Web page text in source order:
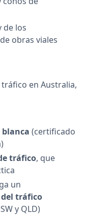
de los
obras viales
en Australia,
(certificado
tráfico, que
un
tráfico
y QLD)